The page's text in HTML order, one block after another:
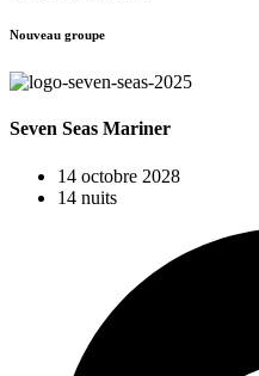
Nouveau groupe
Seven Seas Mariner
14 octobre 2028
14 nuits